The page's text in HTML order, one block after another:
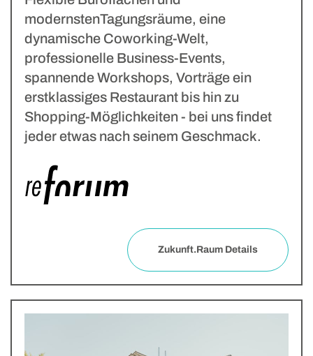
modernstenTagungsräume, eine
dynamische Coworking-Welt,
professionelle Business-Events,
spannende Workshops, Vorträge ein
erstklassiges Restaurant bis hin zu
Shopping-Möglichkeiten - bei uns findet
jeder etwas nach seinem Geschmack.
Zukunft.Raum Details